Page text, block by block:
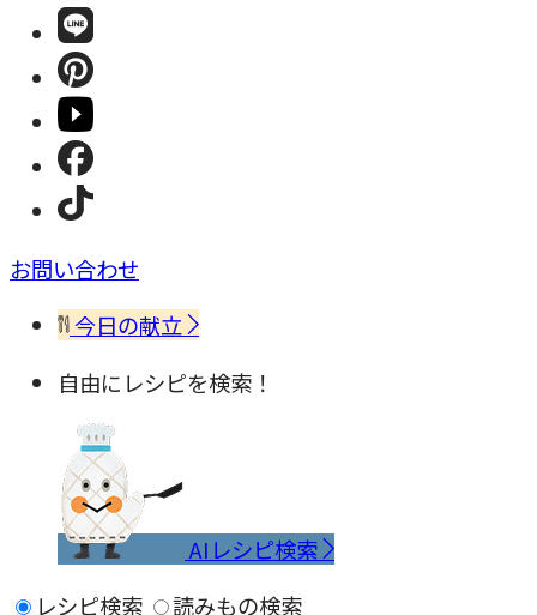
お問い合わせ
今日の献立
自由にレシピを検索！
AIレシピ検索
レシピ検索
読みもの検索